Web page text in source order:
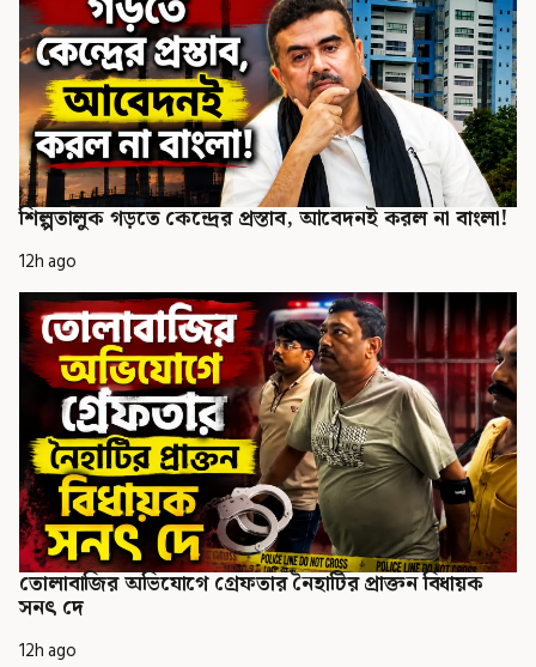
শিল্পতালুক গড়তে কেন্দ্রের প্রস্তাব, আবেদনই করল না বাংলা!
12h ago
তোলাবাজির অভিযোগে গ্রেফতার নৈহাটির প্রাক্তন বিধায়ক
সনৎ দে
12h ago